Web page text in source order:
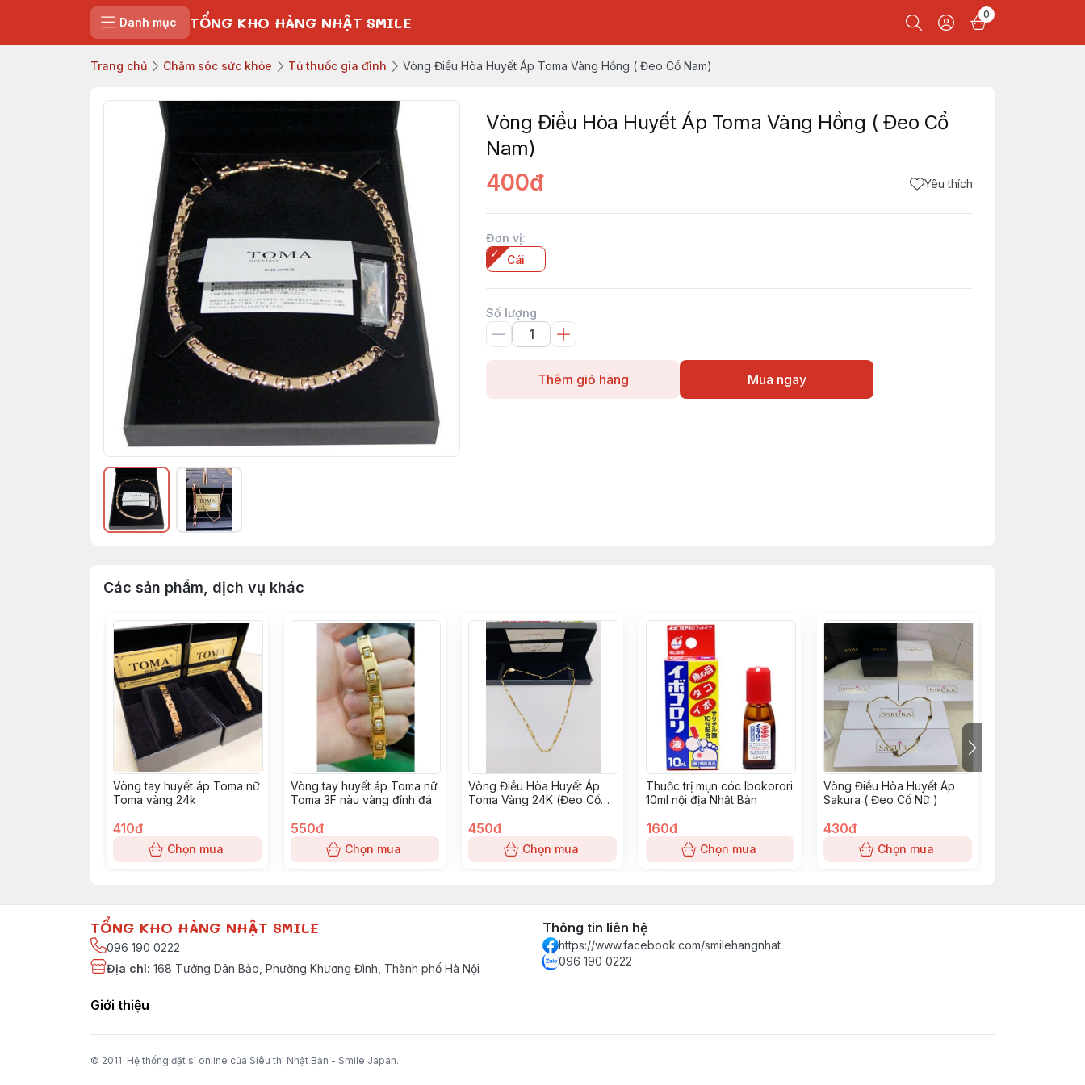
Danh mục TỔNG KHO HÀNG NHẬT SMILE 0
Trang chủ Chăm sóc sức khỏe Tủ thuốc gia đình Vòng Điều Hòa Huyết Áp Toma Vàng Hồng ( Đeo Cổ Nam)
Vòng Điều Hòa Huyết Áp Toma Vàng Hồng ( Đeo Cổ
Nam)
400đ Yêu thích
Đơn vị:
Cái
Số lượng
Thêm giỏ hàng Mua ngay
Các sản phẩm, dịch vụ khác
Vòng tay huyết áp Toma nữ
Toma vàng 24k
410đ
Chọn mua
Vòng tay huyết áp Toma nữ
Toma 3F nàu vàng đính đá
550đ
Chọn mua
Vòng Điều Hòa Huyết Áp
Toma Vàng 24K (Đeo Cổ
450đ
Chọn mua
Thuốc trị mụn cóc Ibokorori
10ml nội địa Nhật Bản
160đ
Chọn mua
Vòng Điều Hòa Huyết Áp
Sakura ( Đeo Cổ Nữ )
430đ
Chọn mua
TỔNG KHO HÀNG NHẬT SMILE
096 190 0222
Địa chỉ: 168 Tưởng Dân Bảo, Phường Khương Đình, Thành phố Hà Nội
Thông tin liên hệ
https://www.facebook.com/smilehangnhat
096 190 0222
Giới thiệu
© 2011 Hệ thống đặt sỉ online của Siêu thị Nhật Bản - Smile Japan.